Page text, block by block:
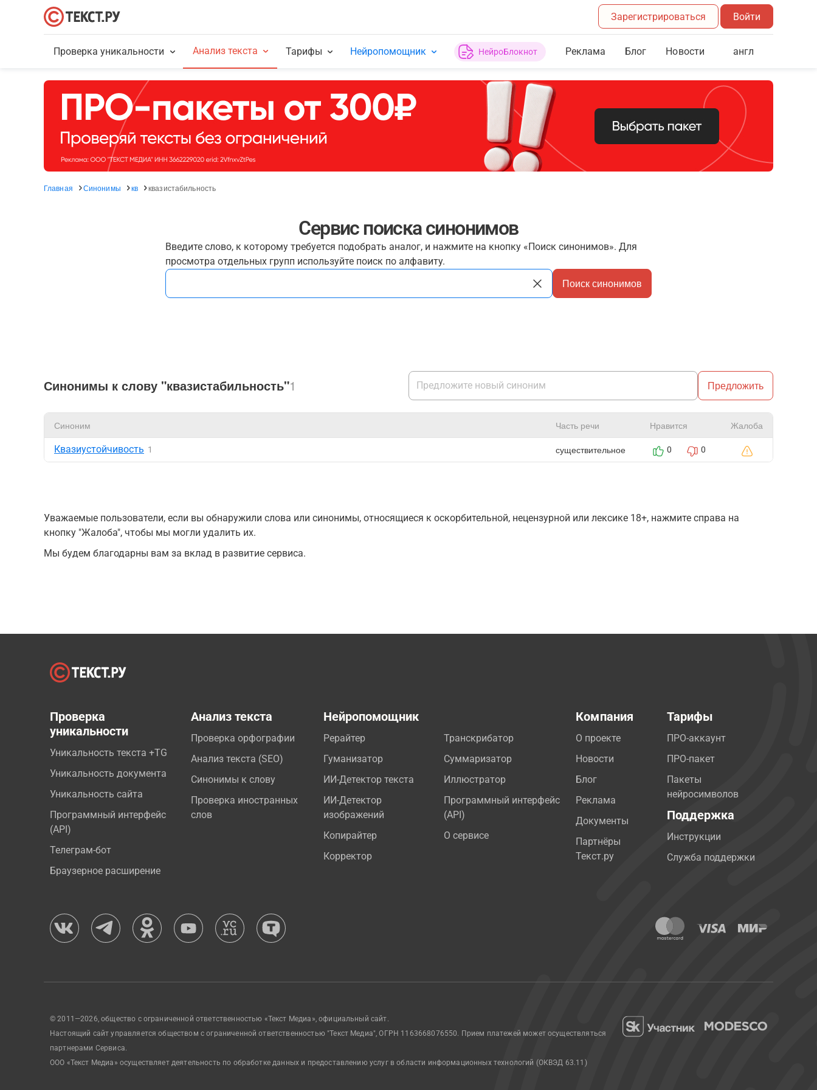
Зарегистрироваться Войти
Проверка уникальности Анализ текста Тарифы Нейропомощник НейроБлокнот Реклама Блог Новости англ
Главная Синонимы кв квазистабильность
Сервис поиска синонимов
Введите слово, к которому требуется подобрать аналог, и нажмите на кнопку «Поиск синонимов». Для
просмотра отдельных групп используйте поиск по алфавиту.
Поиск синонимов
Синонимы к слову "квазистабильность"1 Предложить
Синоним Часть речи Нравится Жалоба
Квазиустойчивость 1 существительное 0 0
Уважаемые пользователи, если вы обнаружили слова или синонимы, относящиеся к оскорбительной, нецензурной или лексике 18+, нажмите справа на
кнопку "Жалоба", чтобы мы могли удалить их.
Мы будем благодарны вам за вклад в развитие сервиса.
Проверка
уникальности
Уникальность текста +TG
Уникальность документа
Уникальность сайта
Программный интерфейс
(API)
Телеграм-бот
Браузерное расширение
Анализ текста
Проверка орфографии
Анализ текста (SEO)
Синонимы к слову
Проверка иностранных
слов
Нейропомощник
Рерайтер
Гуманизатор
ИИ-Детектор текста
ИИ-Детектор
изображений
Копирайтер
Корректор
Транскрибатор
Суммаризатор
Иллюстратор
Программный интерфейс
(API)
О сервисе
Компания
О проекте
Новости
Блог
Реклама
Документы
Партнёры
Текст.ру
Тарифы
ПРО-аккаунт
ПРО-пакет
Пакеты
нейросимволов
Поддержка
Инструкции
Служба поддержки
© 2011—2026, общество с ограниченной ответственностью «Текст Медиа», официальный сайт.
Настоящий сайт управляется обществом с ограниченной ответственностью "Текст Медиа", ОГРН 1163668076550. Прием платежей может осуществляться
партнерами Сервиса.
ООО «Текст Медиа» осуществляет деятельность по обработке данных и предоставлению услуг в области информационных технологий (ОКВЭД 63.11)